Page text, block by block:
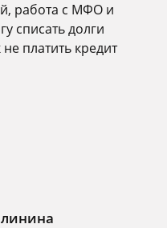
работа с МФО и
списать долги
платить кредит